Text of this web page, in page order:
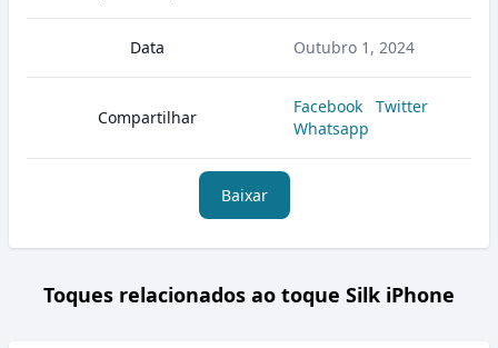
Data Outubro 1, 2024
Compartilhar
Facebook
Twitter
Whatsapp
Baixar
Toques relacionados ao toque Silk iPhone